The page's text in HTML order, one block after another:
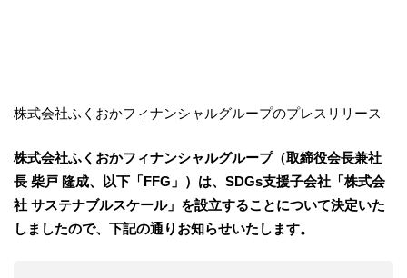
株式会社ふくおかフィナンシャルグループのプレスリリース
株式会社ふくおかフィナンシャルグループ（取締役会長兼社
長 柴戸 隆成、以下「FFG」）は、SDGs支援子会社「株式会
社 サステナブルスケール」を設立することについて決定いた
しましたので、下記の通りお知らせいたします。